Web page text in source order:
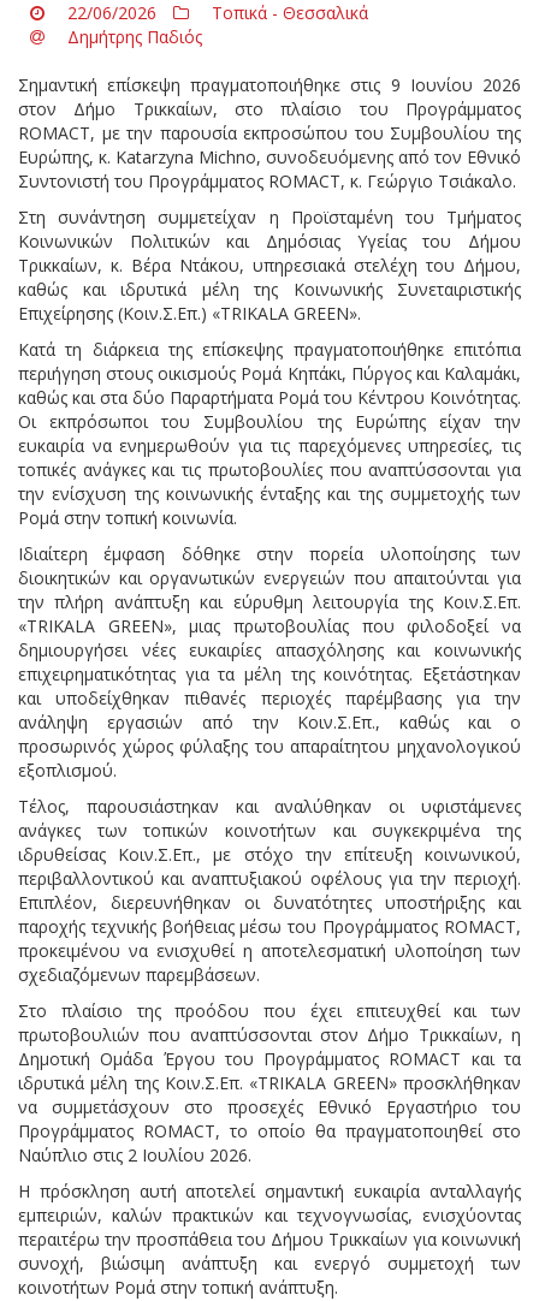
22/06/2026
Τοπικά - Θεσσαλικά
Δημήτρης Παδιός
Σημαντική επίσκεψη πραγματοποιήθηκε στις 9 Ιουνίου 2026
στον Δήμο Τρικκαίων, στο πλαίσιο του Προγράμματος
ROMACT, με την παρουσία εκπροσώπου του Συμβουλίου της
Ευρώπης, κ. Katarzyna Michno, συνοδευόμενης από τον Εθνικό
Συντονιστή του Προγράμματος ROMACT, κ. Γεώργιο Τσιάκαλο.
Στη συνάντηση συμμετείχαν η Προϊσταμένη του Τμήματος
Κοινωνικών Πολιτικών και Δημόσιας Υγείας του Δήμου
Τρικκαίων, κ. Βέρα Ντάκου, υπηρεσιακά στελέχη του Δήμου,
καθώς και ιδρυτικά μέλη της Κοινωνικής Συνεταιριστικής
Επιχείρησης (Κοιν.Σ.Επ.) «TRIKALA GREEN».
Κατά τη διάρκεια της επίσκεψης πραγματοποιήθηκε επιτόπια
περιήγηση στους οικισμούς Ρομά Κηπάκι, Πύργος και Καλαμάκι,
καθώς και στα δύο Παραρτήματα Ρομά του Κέντρου Κοινότητας.
Οι εκπρόσωποι του Συμβουλίου της Ευρώπης είχαν την
ευκαιρία να ενημερωθούν για τις παρεχόμενες υπηρεσίες, τις
τοπικές ανάγκες και τις πρωτοβουλίες που αναπτύσσονται για
την ενίσχυση της κοινωνικής ένταξης και της συμμετοχής των
Ρομά στην τοπική κοινωνία.
Ιδιαίτερη έμφαση δόθηκε στην πορεία υλοποίησης των
διοικητικών και οργανωτικών ενεργειών που απαιτούνται για
την πλήρη ανάπτυξη και εύρυθμη λειτουργία της Κοιν.Σ.Επ.
«TRIKALA GREEN», μιας πρωτοβουλίας που φιλοδοξεί να
δημιουργήσει νέες ευκαιρίες απασχόλησης και κοινωνικής
επιχειρηματικότητας για τα μέλη της κοινότητας. Εξετάστηκαν
και υποδείχθηκαν πιθανές περιοχές παρέμβασης για την
ανάληψη εργασιών από την Κοιν.Σ.Επ., καθώς και ο
προσωρινός χώρος φύλαξης του απαραίτητου μηχανολογικού
εξοπλισμού.
Τέλος, παρουσιάστηκαν και αναλύθηκαν οι υφιστάμενες
ανάγκες των τοπικών κοινοτήτων και συγκεκριμένα της
ιδρυθείσας Κοιν.Σ.Επ., με στόχο την επίτευξη κοινωνικού,
περιβαλλοντικού και αναπτυξιακού οφέλους για την περιοχή.
Επιπλέον, διερευνήθηκαν οι δυνατότητες υποστήριξης και
παροχής τεχνικής βοήθειας μέσω του Προγράμματος ROMACT,
προκειμένου να ενισχυθεί η αποτελεσματική υλοποίηση των
σχεδιαζόμενων παρεμβάσεων.
Στο πλαίσιο της προόδου που έχει επιτευχθεί και των
πρωτοβουλιών που αναπτύσσονται στον Δήμο Τρικκαίων, η
Δημοτική Ομάδα Έργου του Προγράμματος ROMACT και τα
ιδρυτικά μέλη της Κοιν.Σ.Επ. «TRIKALA GREEN» προσκλήθηκαν
να συμμετάσχουν στο προσεχές Εθνικό Εργαστήριο του
Προγράμματος ROMACT, το οποίο θα πραγματοποιηθεί στο
Ναύπλιο στις 2 Ιουλίου 2026.
Η πρόσκληση αυτή αποτελεί σημαντική ευκαιρία ανταλλαγής
εμπειριών, καλών πρακτικών και τεχνογνωσίας, ενισχύοντας
περαιτέρω την προσπάθεια του Δήμου Τρικκαίων για κοινωνική
συνοχή, βιώσιμη ανάπτυξη και ενεργό συμμετοχή των
κοινοτήτων Ρομά στην τοπική ανάπτυξη.